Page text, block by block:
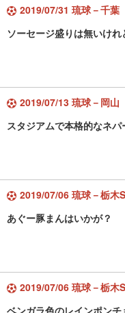
2019/07/31 琉球－千葉
ソーセージ盛りは無いけ
2019/07/13 琉球－岡山
スタジアムで本格的なネ
2019/07/06 琉球－栃木
あぐー豚まんはいかが？
2019/07/06 琉球－栃木
ベンガラ色のレインポンチ